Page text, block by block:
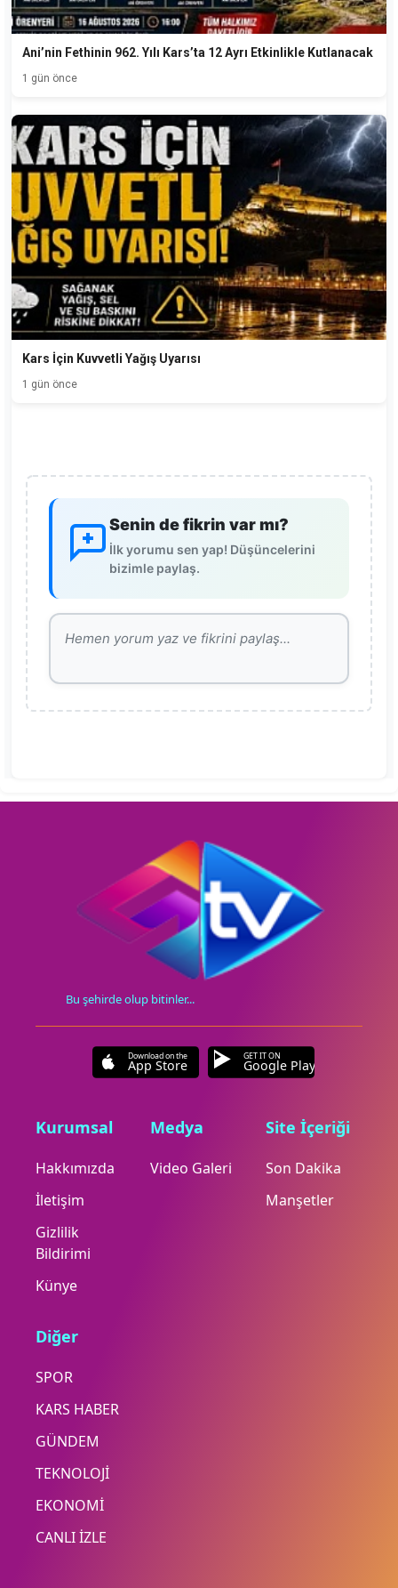
Ani’nin Fethinin 962. Yılı Kars’ta 12 Ayrı Etkinlikle Kutlanacak
1 gün önce
Kars İçin Kuvvetli Yağış Uyarısı
1 gün önce
Senin de fikrin var mı?
İlk yorumu sen yap! Düşüncelerini
bizimle paylaş.
Bu şehirde olup bitinler...
Download on the
App Store
GET IT ON
Google Play
Kurumsal
Hakkımızda
İletişim
Gizlilik
Bildirimi
Künye
Medya
Video Galeri
Site İçeriği
Son Dakika
Manşetler
Diğer
SPOR
KARS HABER
GÜNDEM
TEKNOLOJİ
EKONOMİ
CANLI İZLE